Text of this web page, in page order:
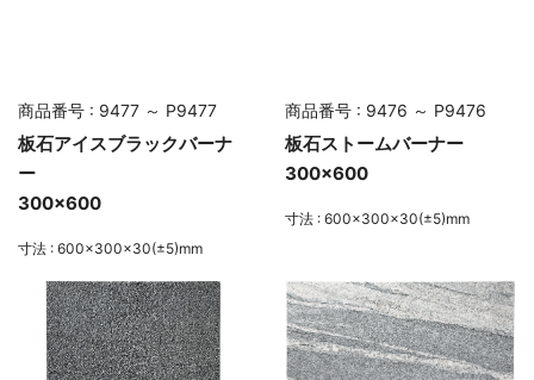
商品番号 : 9477 ～ P9477
板石アイスブラックバーナ
ー
300×600
寸法 : 600×300×30(±5)mm
商品番号 : 9476 ～ P9476
板石ストームバーナー
300×600
寸法 : 600×300×30(±5)mm